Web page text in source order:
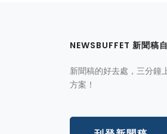
NEWSBUFFET 新聞稿
新聞稿的好去處，三分鐘
方案！